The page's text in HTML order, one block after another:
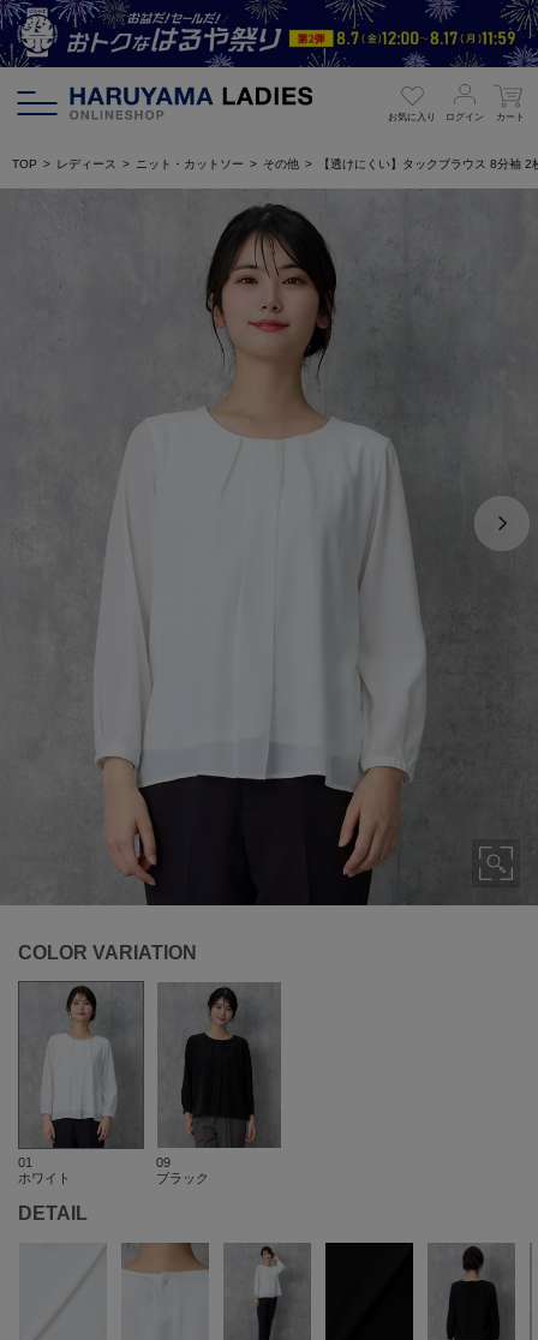
お気に入り ログイン カート
TOP レディース ニット・カットソー その他 【透けにくい】タックブラウス 8分袖
COLOR VARIATION
01
ホワイト
09
ブラック
DETAIL